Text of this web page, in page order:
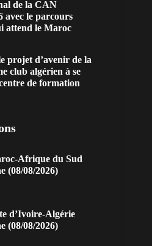
de la CAN
avec le parcours
attend le Maroc
projet d’avenir de la
club algérien à se
de formation
Afrique du Sud
(08/08/2026)
d’Ivoire-Algérie
(08/08/2026)